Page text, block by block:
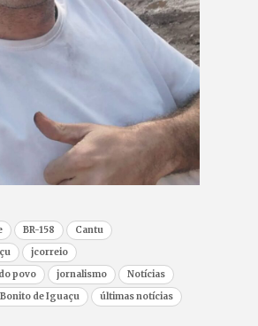
BR-158
Cantu
jcorreio
povo
jornalismo
Notícias
de Iguaçu
últimas notícias